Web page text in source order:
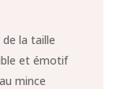
la taille
et émotif
mince